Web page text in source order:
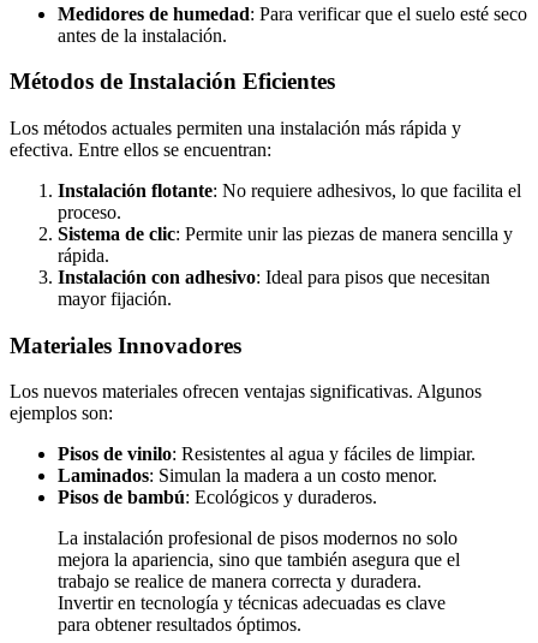
Medidores de humedad: Para verificar que el suelo esté seco
antes de la instalación.
Métodos de Instalación Eficientes
Los métodos actuales permiten una instalación más rápida y
efectiva. Entre ellos se encuentran:
Instalación flotante: No requiere adhesivos, lo que facilita el
proceso.
Sistema de clic: Permite unir las piezas de manera sencilla y
rápida.
Instalación con adhesivo: Ideal para pisos que necesitan
mayor fijación.
Materiales Innovadores
Los nuevos materiales ofrecen ventajas significativas. Algunos
ejemplos son:
Pisos de vinilo: Resistentes al agua y fáciles de limpiar.
Laminados: Simulan la madera a un costo menor.
Pisos de bambú: Ecológicos y duraderos.
La instalación profesional de pisos modernos no solo
mejora la apariencia, sino que también asegura que el
trabajo se realice de manera correcta y duradera.
Invertir en tecnología y técnicas adecuadas es clave
para obtener resultados óptimos.